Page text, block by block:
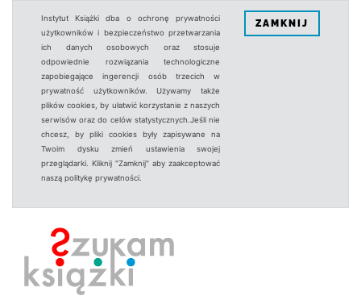
Instytut Książki dba o ochronę prywatności
użytkowników i bezpieczeństwo przetwarzania
ich danych osobowych oraz stosuje
odpowiednie rozwiązania technologiczne
zapobiegające ingerencji osób trzecich w
prywatność użytkowników. Używamy także
plików cookies, by ułatwić korzystanie z naszych
serwisów oraz do celów statystycznych.Jeśli nie
chcesz, by pliki cookies były zapisywane na
Twoim dysku zmień ustawienia swojej
przeglądarki. Kliknij "Zamknij" aby zaakceptować
naszą politykę prywatności.
ZAMKNIJ